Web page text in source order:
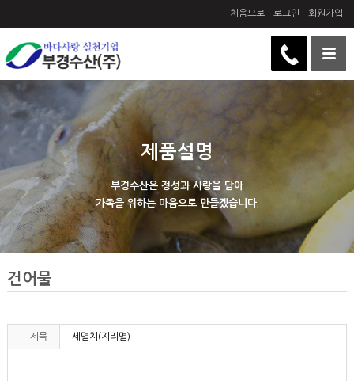
처음으로 로그인 회원가입
제품설명
부경수산은 정성과 사랑을 담아
가족을 위하는 마음으로 만들겠습니다.
건어물
제목 세멸치(지리멸)